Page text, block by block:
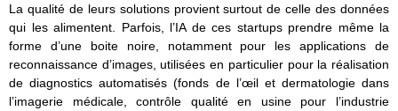
La qualité de leurs solutions provient surtout de celle des données
qui les alimentent. Parfois, l’IA de ces startups prendre même la
forme d’une boite noire, notamment pour les applications de
reconnaissance d’images, utilisées en particulier pour la réalisation
de diagnostics automatisés (fonds de l’œil et dermatologie dans
l’imagerie médicale, contrôle qualité en usine pour l’industrie